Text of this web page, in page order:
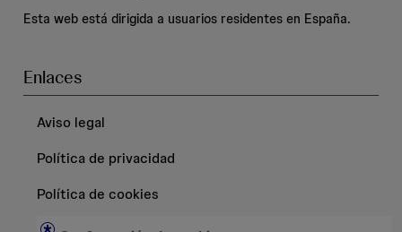
Esta web está dirigida a usuarios residentes en España.
Enlaces
Aviso legal
Política de privacidad
Política de cookies